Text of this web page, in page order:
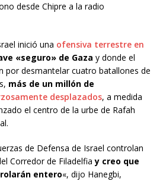
desde Chipre a la radio
inició una ofensiva terrestre en
«seguro» de Gaza y donde el
por desmantelar cuatro batallones de
más de un millón de
desplazados, a medida
el centro de la urbe de Rafah
de Defensa de Israel controlan
Corredor de Filadelfiay creo que
entero«, dijo Hanegbi,